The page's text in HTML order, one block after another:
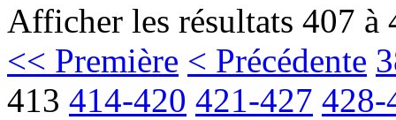
Afficher les résultats 407 à
<< Première < Précédente
413 414-420 421-427 428-